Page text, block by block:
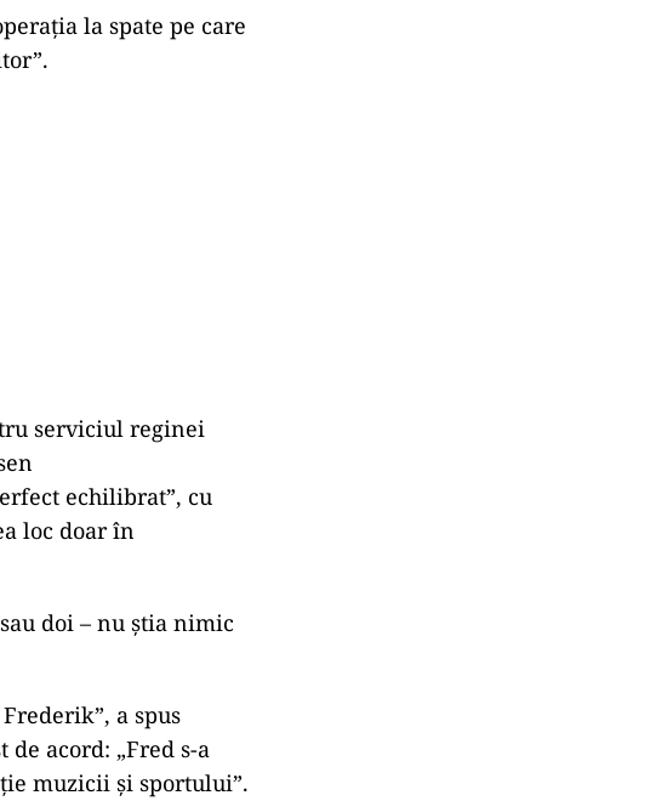
la spate pe care
serviciul reginei
echilibrat”, cu
loc doar în
doi – nu știa nimic
a spus
de acord: „Fred s-a
muzicii și sportului”.